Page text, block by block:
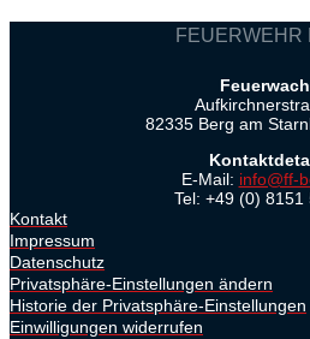
FEUERWEHR
82335 Berg am
E-Mail: info@ff-
Tel: +49 (0) 8151
Kontakt
Impressum
Datenschutz
Privatsphäre-Einstellungen ändern
Historie der Privatsphäre-Einstellungen
Einwilligungen widerrufen